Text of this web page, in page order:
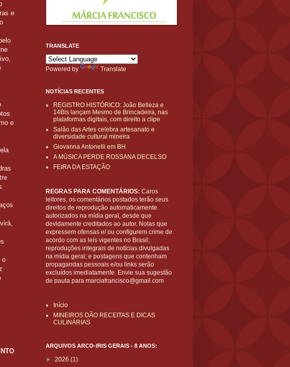
e
e
o
TRANSLATE
Powered by Translate
NOTÍCIAS RECENTES
REGISTRO HISTÓRICO: João Belleza e
14Bis lançam Mesmo de Brincadeira, nas
plataformas digitais, com direito a clipe
Salão das Artes celebra artesanato e
diversidade cultural mineira
Giovanna Antonelli em BH
A MÚSICA PERDE ROSSANA DECELSO
FEIRA DA ESTAÇÃO
REGRAS PARA COMENTÁRIOS: Caros
leitores, os comentários postados terão seus
direitos de reprodução automaticamente
autorizados na mídia geral, desde que
devidamente creditados ao autor. Notas que
expressem ofensas e/ ou configurem crime de
acordo com as leis vigentes no Brasil;
reproduções integrais de notícias divulgadas
na mídia geral; e postagens que contenham
propagandas pessoais e/ou links serão
excluídos imediatamente. Envie sua sugestão
de pauta para marciafrancisco@gmail.com
Início
MINEIROS DÃO RECEITAS E DICAS
CULINÁRIAS
ARQUIVOS ARCO-IRIS GERAIS - 8 ANOS:
► 2026 (1)